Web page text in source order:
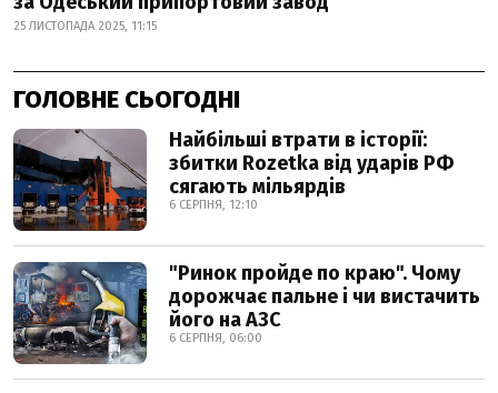
25 ЛИСТОПАДА 2025, 11:15
ГОЛОВНЕ СЬОГОДНІ
Найбільші втрати в історії:
збитки Rozetka від ударів РФ
сягають мільярдів
6 СЕРПНЯ, 12:10
"Ринок пройде по краю". Чому
дорожчає пальне і чи вистачить
його на АЗС
6 СЕРПНЯ, 06:00